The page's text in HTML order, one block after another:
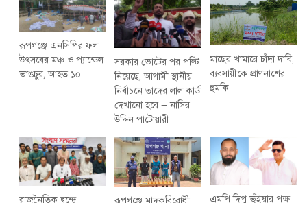
রূপগঞ্জে এনসিপির ফল
উৎসবের মঞ্চ ও প্যান্ডেল
ভাঙচুর, আহত ১০
সরকার ভোটের পর পল্টি
নিয়েছে, আগামী স্থানীয়
নির্বাচনে তাদের লাল কার্ড
দেখানো হবে — নাসির
উদ্দিন পাটোয়ারী
মাছের খামারে চাঁদা দাবি,
ব্যবসায়ীকে প্রাণনাশের
হুমকি
রাজনৈতিক দ্বন্দ্বে রূপগঞ্জে মাদকবিরোধী এমপি দিপু ভূঁইয়ার পক্ষ